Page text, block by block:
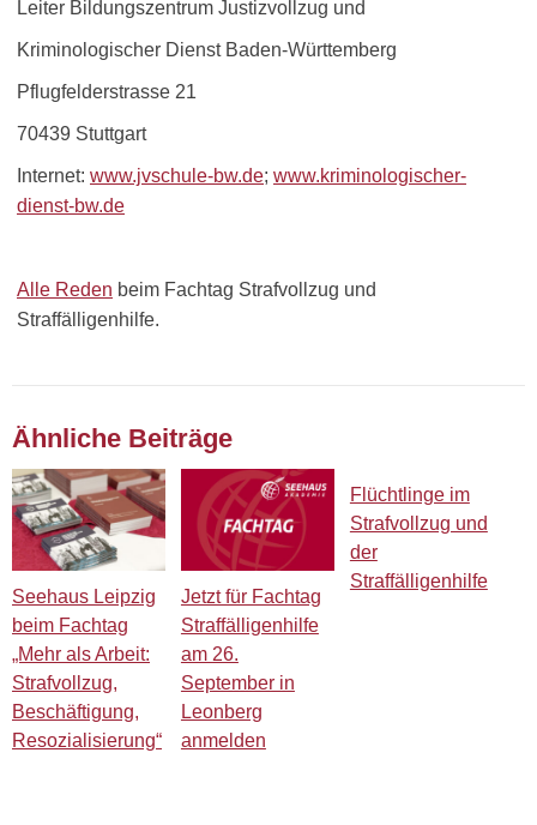
Leiter Bildungszentrum Justizvollzug und
Kriminologischer Dienst Baden-Württemberg
Pflugfelderstrasse 21
70439 Stuttgart
Internet: www.jvschule-bw.de; www.kriminologischer-
dienst-bw.de
Alle Reden beim Fachtag Strafvollzug und
Straffälligenhilfe.
Ähnliche Beiträge
Seehaus Leipzig
beim Fachtag
„Mehr als Arbeit:
Strafvollzug,
Beschäftigung,
Resozialisierung“
Jetzt für Fachtag
Straffälligenhilfe
am 26.
September in
Leonberg
anmelden
Flüchtlinge im
Strafvollzug und
der
Straffälligenhilfe